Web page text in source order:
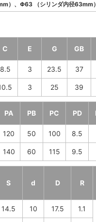
）、Φ63 （シリンダ内径63mm
C E G GB
8.5 3 23.5 37
3 25 39
PA PB PC PD
120 50 100 8.5
140 60 115 9.5
S d D R
14.5 10 17.5 1.1